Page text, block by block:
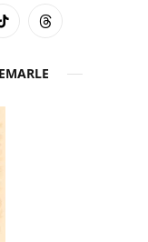
TikTok Threads